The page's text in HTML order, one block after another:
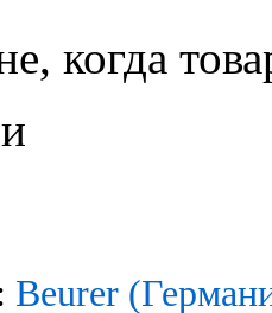
когда
Beurer